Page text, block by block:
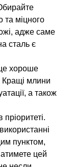
та міцного
адже саме
сталь є
це хороше
Кращі млини
а також
пунктом,
цей